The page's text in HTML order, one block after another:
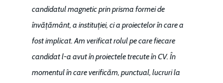
candidatul magnetic prin prisma formei de
învățământ, a instituției, ci a proiectelor în care a
fost implicat. Am verificat rolul pe care fiecare
candidat l-a avut în proiectele trecute în CV. În
momentul în care verificăm, punctual, lucruri la